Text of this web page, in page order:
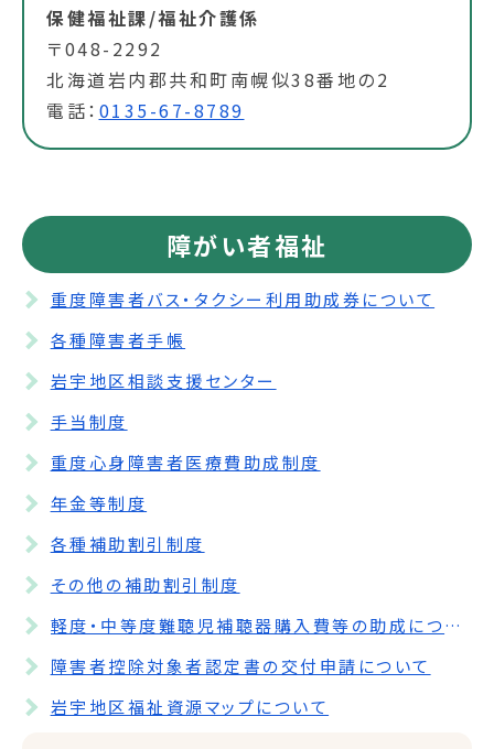
保健福祉課/福祉介護係
〒048-2292
北海道岩内郡共和町南幌似38番地の2
電話： 0135-67-8789
障がい者福祉
重度障害者バス・タクシー利用助成券について
各種障害者手帳
岩宇地区相談支援センター
手当制度
重度心身障害者医療費助成制度
年金等制度
各種補助割引制度
その他の補助割引制度
軽度・中等度難聴児補聴器購入費等の助成について
障害者控除対象者認定書の交付申請について
岩宇地区福祉資源マップについて